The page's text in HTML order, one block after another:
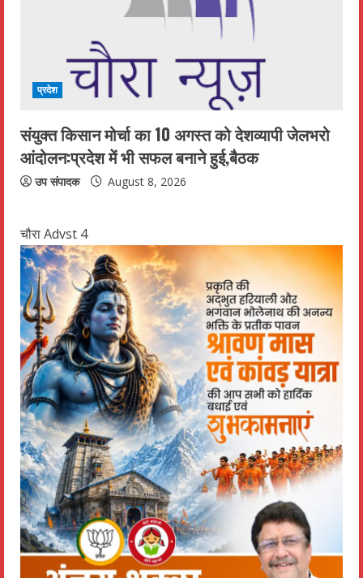
प्रदेश
संयुक्त किसान मोर्चा का 10 अगस्त को देशव्यापी जेलभरो
आंदोलन:प्रदेश में भी सफल बनाने हुई,बैठक
उप संपादक August 8, 2026
चौरा Advst 4